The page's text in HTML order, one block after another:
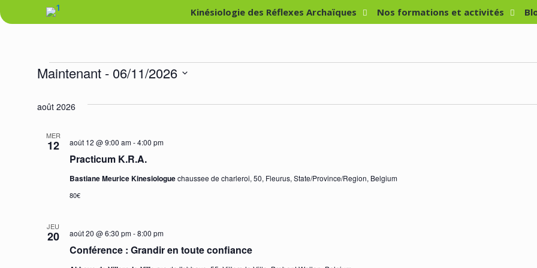
Kinésiologie des Réflexes Archaïques Nos formations et activités
Évènements
Maintenant - 06/11/2026
une
août 2026
MER
12
Practicum K.R.A.
août 12 @ 9:00 am-4:00 pm
Bastiane Meurice Kinesiologuechaussee de charleroi, 50, Fleurus, State/Province/Region, Belgium
80€
JEU
20
Conférence : Grandir en toute confiance
août 20 @ 6:30 pm-8:00 pm